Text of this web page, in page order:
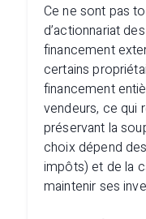
Ce ne sont pas
d’actionnariat
financement
certains
financement
vendeurs, ce qui
préservant la
choix dépend
impôts) et de la
maintenir ses